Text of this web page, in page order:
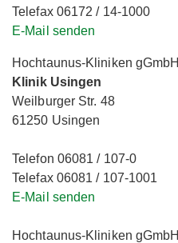
Telefax 06172 / 14-1000
E-Mail senden
Hochtaunus-Kliniken gGmbH
Klinik Usingen
Weilburger Str. 48
61250 Usingen
Telefon 06081 / 107-0
Telefax 06081 / 107-1001
E-Mail senden
Hochtaunus-Kliniken gGmbH